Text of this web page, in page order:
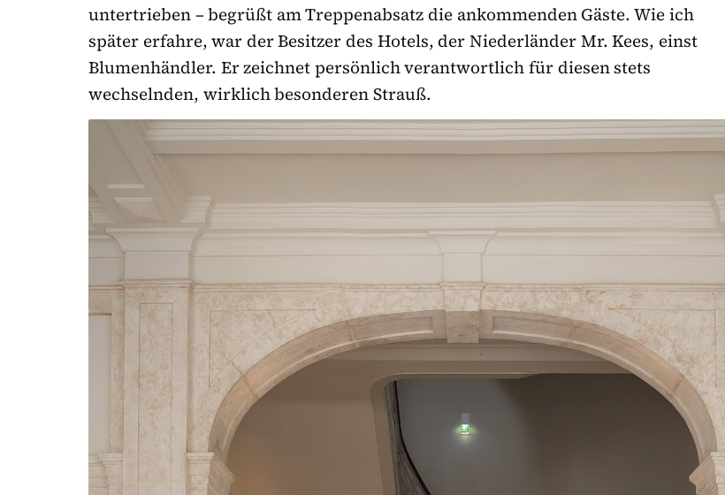
untertrieben – begrüßt am Treppenabsatz die ankommenden Gäste. Wie ich
später erfahre, war der Besitzer des Hotels, der Niederländer Mr. Kees, einst
Blumenhändler. Er zeichnet persönlich verantwortlich für diesen stets
wechselnden, wirklich besonderen Strauß.